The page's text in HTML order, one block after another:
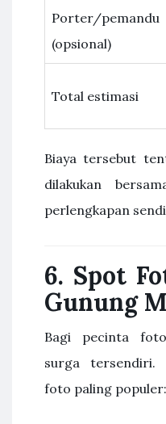
Porter/pemandu
(opsional)
Total estimasi
Biaya tersebut
dilakukan
perlengkapan
6. Spot
Gunung
Bagi pecinta
surga tersendiri.
foto paling populer: